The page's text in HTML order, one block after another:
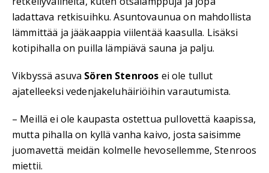
ladattava retkisuihku. Asuntovaunua on mahdollista
lämmittää ja jääkaappia viilentää kaasulla. Lisäksi
kotipihalla on puilla lämpiävä sauna ja palju.
Vikbyssä asuva Sören Stenroos ei ole tullut
ajatelleeksi vedenjakeluhäiriöihin varautumista.
– Meillä ei ole kaupasta ostettua pullovettä kaapissa,
mutta pihalla on kyllä vanha kaivo, josta saisimme
juomavettä meidän kolmelle hevosellemme, Stenroos
miettii.